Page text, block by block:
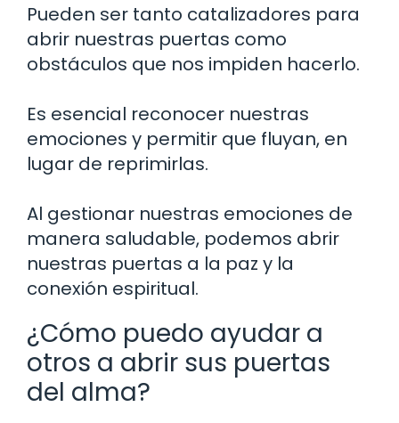
Pueden ser tanto catalizadores para
abrir nuestras puertas como
obstáculos que nos impiden hacerlo.
Es esencial reconocer nuestras
emociones y permitir que fluyan, en
lugar de reprimirlas.
Al gestionar nuestras emociones de
manera saludable, podemos abrir
nuestras puertas a la paz y la
conexión espiritual.
¿Cómo puedo ayudar a
otros a abrir sus puertas
del alma?